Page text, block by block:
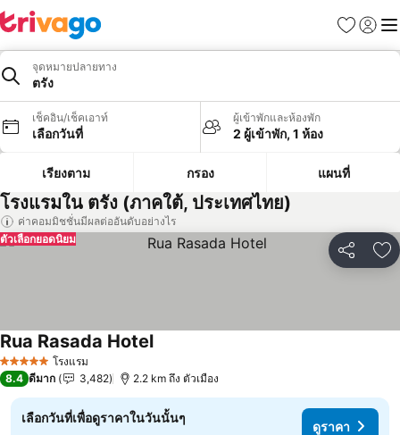
รายการโป
เข้าสู่ร
เมนู
จุดหมายปลายทาง
ตรัง
เช็คอิน/เช็คเอาท์
เลือกวันที่
ผู้เข้าพักและห้องพัก
2 ผู้เข้าพัก, 1 ห้อง
เรียงตาม กรอง แผนที่
โรงแรมใน ตรัง (ภาคใต้, ประเทศไทย)
ค่าคอมมิชชั่นมีผลต่ออันดับอย่างไร
แชร์ เ
ตัวเลือกยอดนิยม
5 ดาว โรงแรม
Rua Rasada Hotelดูราคา
8.4 ดีมาก 3,482 2.2 km ถึง ตัวเมือง
เลือกวันที่เพื่อดูราคาในวันนั้นๆ
ดูราคา